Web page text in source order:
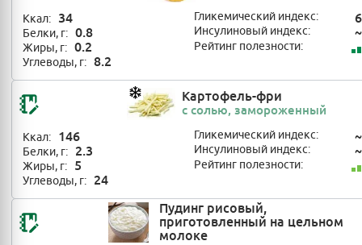
Ккал: 34
Белки, г: 0.8
Жиры, г: 0.2
Углеводы, г: 8.2
Гликемический индекс:
Инсулиновый индекс: ~
Рейтинг полезности:
Картофель-фри
с солью, замороженный
Ккал: 146
Белки, г: 2.3
Жиры, г: 5
Углеводы, г: 24
Гликемический индекс: ~
Инсулиновый индекс: ~
Рейтинг полезности:
Пудинг рисовый,
приготовленный на цельном
молоке